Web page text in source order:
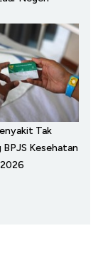
Tak
Kesehatan